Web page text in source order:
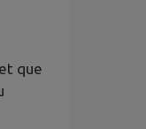
que